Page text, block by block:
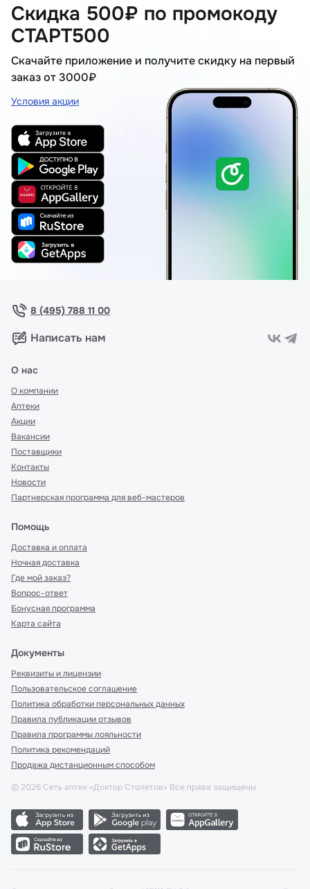
Скидка 500₽ по промокоду
СТАРТ500
Скачайте приложение и получите скидку на первый
заказ от 3000₽
Условия акции
8 (495) 788 11 00
Написать нам
О нас
О компании
Аптеки
Акции
Вакансии
Поставщики
Контакты
Новости
Партнерская программа для веб-мастеров
Помощь
Доставка и оплата
Ночная доставка
Где мой заказ?
Вопрос-ответ
Бонусная программа
Карта сайта
Документы
Реквизиты и лицензии
Пользовательское соглашение
Политика обработки персональных данных
Правила публикации отзывов
Правила программы лояльности
Политика рекомендаций
Продажа дистанционным способом
© 2026 Сеть аптек «Доктор Столетов» Все права защищены